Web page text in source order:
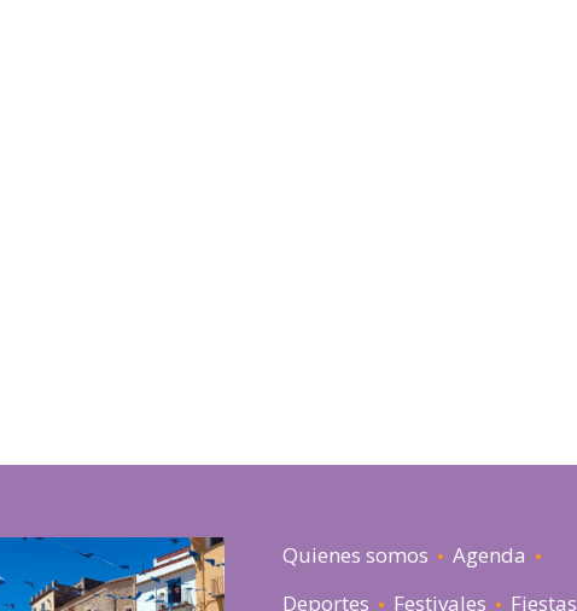
Quienes somos
Agenda
Deportes
Festivales Fiestas